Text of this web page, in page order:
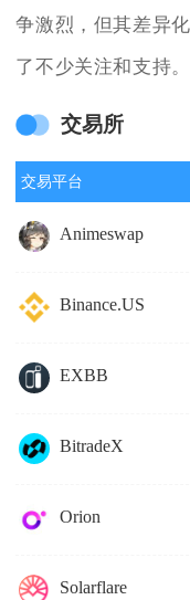
争激烈，但其差异
了不少关注和支持。
交易所
交易平台
Animeswap
Binance.US
EXBB
BitradeX
Orion
Solarflare